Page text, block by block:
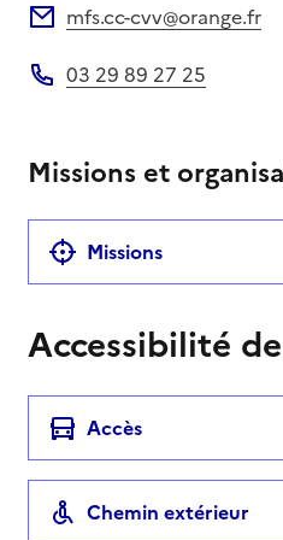
mfs.cc-cvv@orange.fr
03 29 89 27 25
Missions et
Missions
Accessibilité
Accès
Chemin extérieur